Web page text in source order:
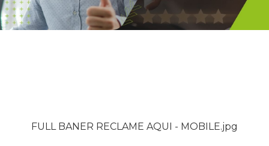
FULL BANER RECLAME AQUI - MOBILE.jpg